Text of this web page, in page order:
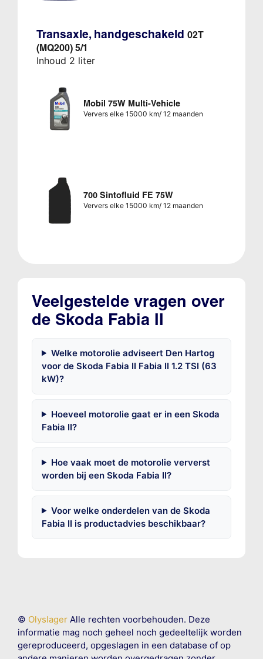
Transaxle, handgeschakeld 02T
(MQ200) 5/1
Inhoud 2 liter
Mobil 75W Multi-Vehicle
Ververs elke 15000 km/ 12 maanden
700 Sintofluid FE 75W
Ververs elke 15000 km/ 12 maanden
Veelgestelde vragen over
de Skoda Fabia II
Welke motorolie adviseert Den Hartog
voor de Skoda Fabia II Fabia II 1.2 TSI (63
kW)?
Hoeveel motorolie gaat er in een Skoda
Fabia II?
Hoe vaak moet de motorolie ververst
worden bij een Skoda Fabia II?
Voor welke onderdelen van de Skoda
Fabia II is productadvies beschikbaar?
© OlyslagerAlle rechten voorbehouden. Deze
informatie mag noch geheel noch gedeeltelijk worden
gereproduceerd, opgeslagen in een database of op